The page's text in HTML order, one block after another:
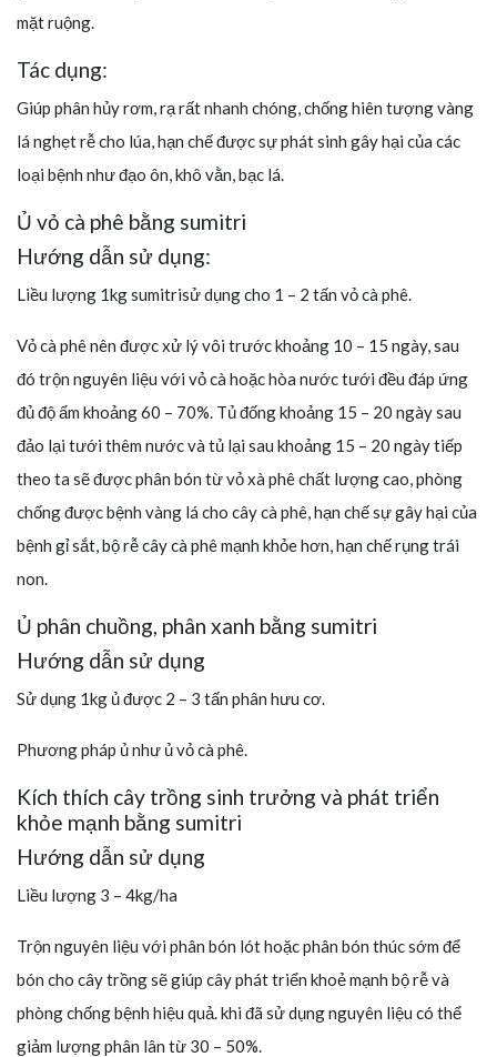
mặt ruộng.
Tác dụng:
Giúp phân hủy rơm, rạ rất nhanh chóng, chống hiên tượng vàng
lá nghẹt rễ cho lúa, hạn chế được sự phát sinh gây hại của các
loại bệnh như đạo ôn, khô vằn, bạc lá.
Ủ vỏ cà phê bằng sumitri
Hướng dẫn sử dụng:
Liều lượng 1kg sumitrisử dụng cho 1 – 2 tấn vỏ cà phê.
Vỏ cà phê nên được xử lý vôi trước khoảng 10 – 15 ngày, sau
đó trộn nguyên liệu với vỏ cà hoặc hòa nước tưới đều đáp ứng
đủ độ ẩm khoảng 60 – 70%. Tủ đống khoảng 15 – 20 ngày sau
đảo lại tưới thêm nước và tủ lại sau khoảng 15 – 20 ngày tiếp
theo ta sẽ được phân bón từ vỏ xà phê chất lượng cao, phòng
chống được bệnh vàng lá cho cây cà phê, hạn chế sự gây hại của
bệnh gỉ sắt, bộ rễ cây cà phê mạnh khỏe hơn, hạn chế rụng trái
non.
Ủ phân chuồng, phân xanh bằng sumitri
Hướng dẫn sử dụng
Sử dụng 1kg ủ được 2 – 3 tấn phân hưu cơ.
Phương pháp ủ như ủ vỏ cà phê.
Kích thích cây trồng sinh trưởng và phát triển
khỏe mạnh bằng sumitri
Hướng dẫn sử dụng
Liều lượng 3 – 4kg/ha
Trộn nguyên liệu với phân bón lót hoặc phân bón thúc sớm để
bón cho cây trồng sẽ giúp cây phát triển khoẻ mạnh bộ rễ và
phòng chống bệnh hiệu quả. khi đã sử dụng nguyên liệu có thể
giảm lượng phân lân từ 30 – 50%.